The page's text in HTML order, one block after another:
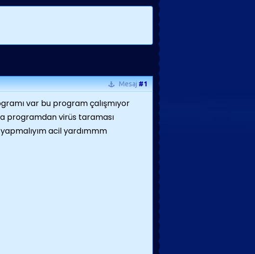
Mesaj#1
var bu program çalışmıyor
programdan virüs taraması
acil yardımmm